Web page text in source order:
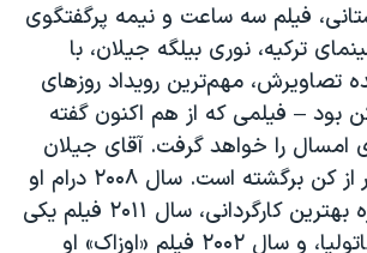
فیلم سه ساعت و نیمه‌ پرگفتگوی
ترکیه، نوری بیلگه جیلان، با
تصاویرش، مهم‌ترین رویداد روزهای
– فیلمی که از هم اکنون گفته
را خواهد گرفت. آقای جیلان
همیشه با دست پر از کن برگشته است. سال ۲۰۰۸ درام او
«سه میمون» جایزه بهترین کارگردانی، سال ۲۰۱۱ فیلم یکی
بود یکی نبود در آناتولیا، و سال ۲۰۰۲ فیلم «اوزاک» او